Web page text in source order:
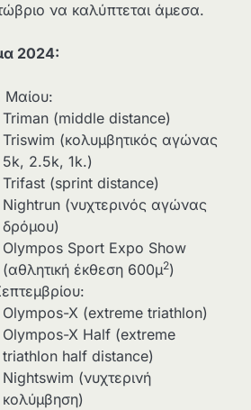
να καλύπτεται άμεσα.
2024:
Μαίου:
Triman (middle distance)
Triswim (κολυμβητικός αγώνας
5k, 2.5k, 1k.)
Trifast (sprint distance)
Nightrun (νυχτερινός αγώνας
δρόμου)
Olympos Sport Expo Show
(αθλητική έκθεση 600μ2)
Olympos-X (extreme triathlon)
Olympos-X Half (extreme
triathlon half distance)
Nightswim (νυχτερινή
κολύμβηση)